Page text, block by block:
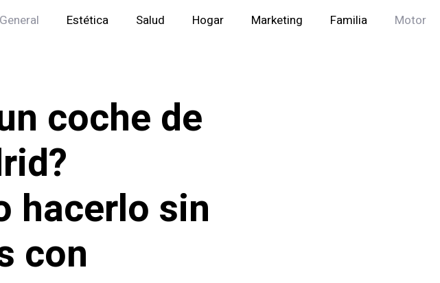
General Estética Salud Hogar Marketing Familia Motor
coche de
hacerlo sin
con